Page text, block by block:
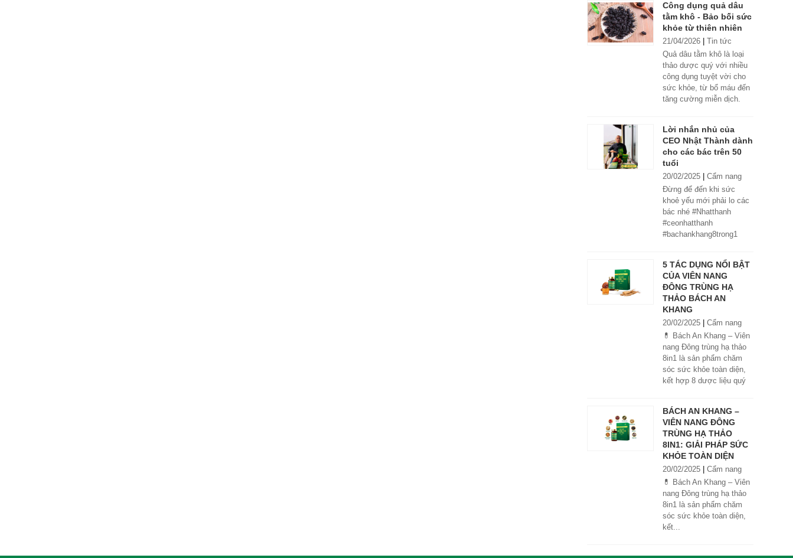
Công dụng quả dâu
tằm khô - Bảo bối sức
khỏe từ thiên nhiên
21/04/2026
Tin tức
Quả dâu tằm khô là loại
thảo dược quý với nhiều
công dụng tuyệt vời cho
sức khỏe, từ bổ máu đến
tăng cường miễn dịch.
Lời nhắn nhủ của
CEO Nhật Thành dành
cho các bác trên 50
tuổi
20/02/2025
Cẩm nang
Đừng để đến khi sức
khoẻ yếu mới phải lo các
bác nhé #Nhatthanh
#ceonhatthanh
#bachankhang8trong1
#khoetubentrong
#nhatthanhbak
5 TÁC DỤNG NỔI BẬT
CỦA VIÊN NANG
ĐÔNG TRÙNG HẠ
THẢO BÁCH AN
KHANG
20/02/2025
Cẩm nang
💊 Bách An Khang – Viên
nang Đông trùng hạ thảo
8in1 là sản phẩm chăm
sóc sức khỏe toàn diện,
kết hợp 8 dược liệu quý
ngủ ngon, giảm mệt mỏi.
Sản phẩm được sản xuất
tại nhà máy đạt chuẩn
GMP, sử dụng công nghệ
cao khô đậm đặc gấp 10
lần, giúp hấp thu nhanh và
hiệu quả hơn.
BÁCH AN KHANG –
VIÊN NANG ĐÔNG
TRÙNG HẠ THẢO
8IN1: GIẢI PHÁP SỨC
KHỎE TOÀN DIỆN
20/02/2025
Cẩm nang
💊 Bách An Khang – Viên
nang Đông trùng hạ thảo
8in1 là sản phẩm chăm
sóc sức khỏe toàn diện,
kết...